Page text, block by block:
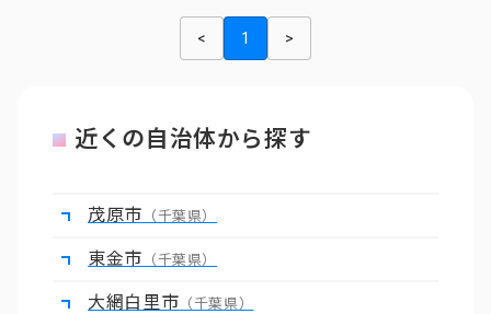
< 1 >
近くの自治体から探す
茂原市 （千葉県）
東金市 （千葉県）
大網白里市 （千葉県）